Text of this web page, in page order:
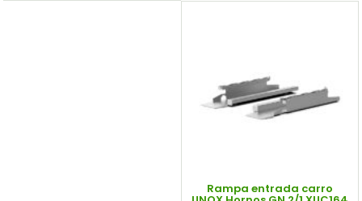
Rampa entrada carro